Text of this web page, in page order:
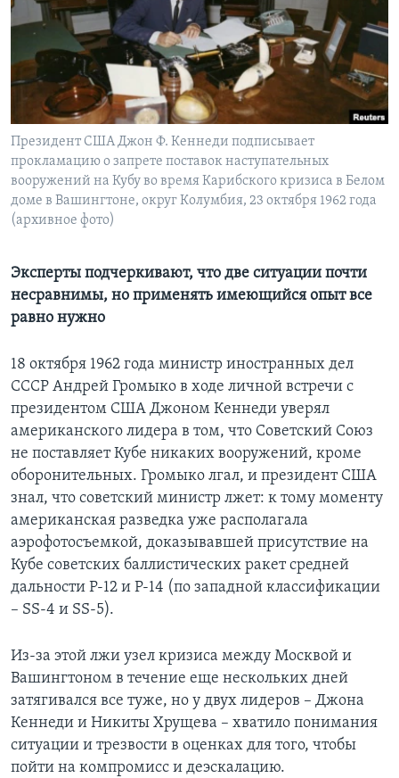
Learning English
СОЦИАЛЬНЫЕ СЕТИ
Языки
Президент США Джон Ф. Кеннеди подписывает
прокламацию о запрете поставок наступательных
вооружений на Кубу во время Карибского кризиса в Белом
доме в Вашингтоне, округ Колумбия, 23 октября 1962 года
(архивное фото)
Эксперты подчеркивают, что две ситуации почти
несравнимы, но применять имеющийся опыт все
равно нужно
18 октября 1962 года министр иностранных дел
СССР Андрей Громыко в ходе личной встречи с
президентом США Джоном Кеннеди уверял
американского лидера в том, что Советский Союз
не поставляет Кубе никаких вооружений, кроме
оборонительных. Громыко лгал, и президент США
знал, что советский министр лжет: к тому моменту
американская разведка уже располагала
аэрофотосъемкой, доказывавшей присутствие на
Кубе советских баллистических ракет средней
дальности Р-12 и Р-14 (по западной классификации
– SS-4 и SS-5).
Из-за этой лжи узел кризиса между Москвой и
Вашингтоном в течение еще нескольких дней
затягивался все туже, но у двух лидеров – Джона
Кеннеди и Никиты Хрущева – хватило понимания
ситуации и трезвости в оценках для того, чтобы
пойти на компромисс и деэскалацию.